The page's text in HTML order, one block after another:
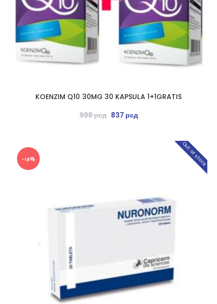
KOENZIM Q10 30MG 30 KAPSULA 1+1GRATIS
998рсд 837 рсд
Out of stock
-16%